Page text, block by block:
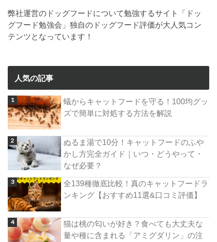
弊社運営のドッグフードについて勉強するサイト「ドッ
グフード勉強会」独自のドッグフード評価が大人気コン
テンツとなっています！
人気の記事
蟻からキャットフードを守る！100均グッ
ズで簡単に対処する方法を解説
ぬるま湯で10分！キャットフードのふや
かし方完全ガイド｜いつ・どうやって・
なぜ必要？
全139種徹底比較！真のキャットフードラ
ンキング【おすすめ11選&口コミ評価】
猫は桃の匂いが好き？食べても大丈夫な
量や種に含まれる「アミグダリン」の注